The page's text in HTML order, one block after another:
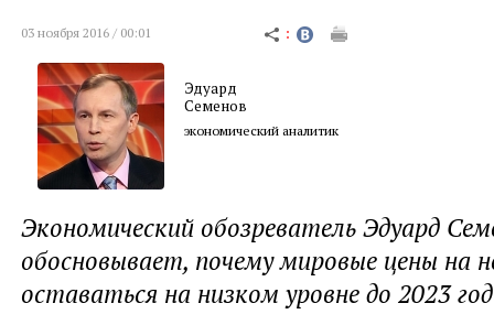
03 ноября 2016 / 00:01
Эдуард
Семенов
экономический аналитик
Экономический обозреватель Эдуард
обосновывает, почему мировые цены на
оставаться на низком уровне до 2023